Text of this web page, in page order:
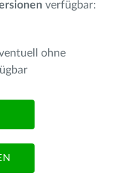
verfügbar:
ohne